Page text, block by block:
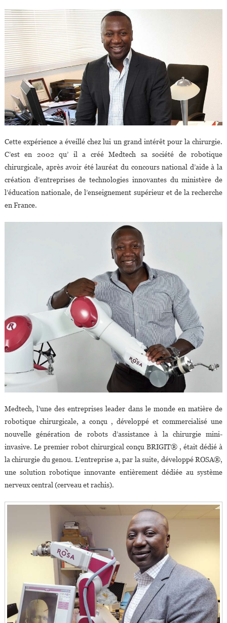
Cette expérience a éveillé chez lui un grand intérêt pour la chirurgie.
C’est en 2002 qu’ il a créé Medtech sa société de robotique
chirurgicale, après avoir été lauréat du concours national d’aide à la
création d’entreprises de technologies innovantes du ministère de
l’éducation nationale, de l’enseignement supérieur et de la recherche
en France.
Medtech, l’une des entreprises leader dans le monde en matière de
robotique chirurgicale, a conçu , développé et commercialisé une
nouvelle génération de robots d’assistance à la chirurgie mini-
invasive. Le premier robot chirurgical conçu BRIGIT® , était dédié à
la chirurgie du genou. L’entreprise a, par la suite, développé ROSA®,
une solution robotique innovante entièrement dédiée au système
nerveux central (cerveau et rachis).